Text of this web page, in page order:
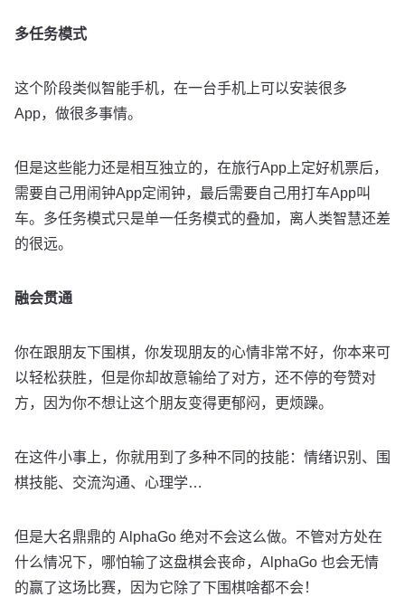
多任务模式
这个阶段类似智能手机，在一台手机上可以安装很多
App，做很多事情。
但是这些能力还是相互独立的，在旅行App上定好机票后，
需要自己用闹钟App定闹钟，最后需要自己用打车App叫
车。多任务模式只是单一任务模式的叠加，离人类智慧还差
的很远。
融会贯通
你在跟朋友下围棋，你发现朋友的心情非常不好，你本来可
以轻松获胜，但是你却故意输给了对方，还不停的夸赞对
方，因为你不想让这个朋友变得更郁闷，更烦躁。
在这件小事上，你就用到了多种不同的技能：情绪识别、围
棋技能、交流沟通、心理学…
但是大名鼎鼎的 AlphaGo 绝对不会这么做。不管对方处在
什么情况下，哪怕输了这盘棋会丧命，AlphaGo 也会无情
的赢了这场比赛，因为它除了下围棋啥都不会！